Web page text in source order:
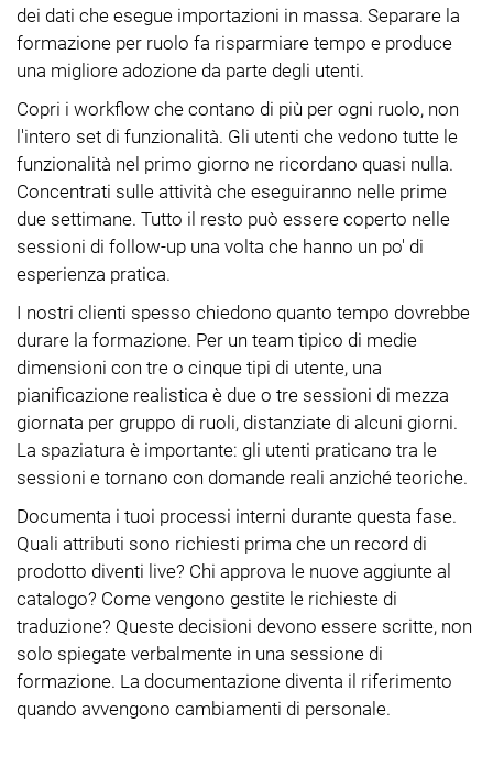
dei dati che esegue importazioni in massa. Separare la
formazione per ruolo fa risparmiare tempo e produce
una migliore adozione da parte degli utenti.
Copri i workflow che contano di più per ogni ruolo, non
l'intero set di funzionalità. Gli utenti che vedono tutte le
funzionalità nel primo giorno ne ricordano quasi nulla.
Concentrati sulle attività che eseguiranno nelle prime
due settimane. Tutto il resto può essere coperto nelle
sessioni di follow-up una volta che hanno un po' di
esperienza pratica.
I nostri clienti spesso chiedono quanto tempo dovrebbe
durare la formazione. Per un team tipico di medie
dimensioni con tre o cinque tipi di utente, una
pianificazione realistica è due o tre sessioni di mezza
giornata per gruppo di ruoli, distanziate di alcuni giorni.
La spaziatura è importante: gli utenti praticano tra le
sessioni e tornano con domande reali anziché teoriche.
Documenta i tuoi processi interni durante questa fase.
Quali attributi sono richiesti prima che un record di
prodotto diventi live? Chi approva le nuove aggiunte al
catalogo? Come vengono gestite le richieste di
traduzione? Queste decisioni devono essere scritte, non
solo spiegate verbalmente in una sessione di
formazione. La documentazione diventa il riferimento
quando avvengono cambiamenti di personale.